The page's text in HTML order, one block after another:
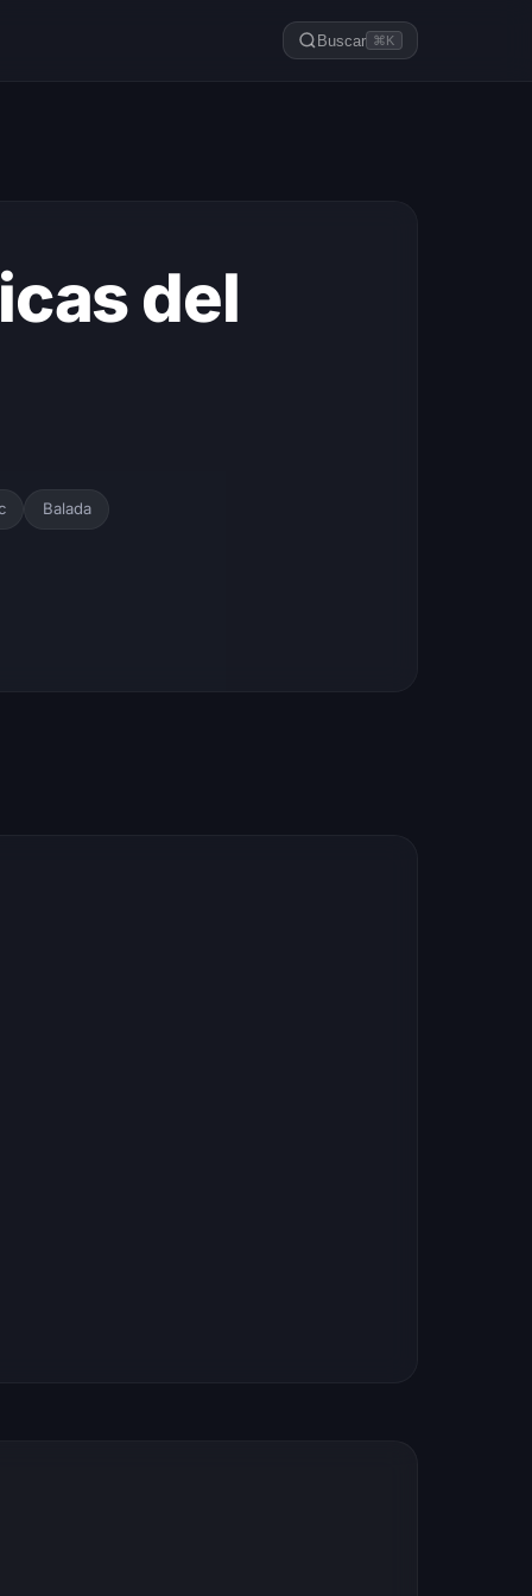
Buscar ⌘K
del
Balada